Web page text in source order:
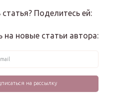
Поделитесь ей:
на новые статьи автора: